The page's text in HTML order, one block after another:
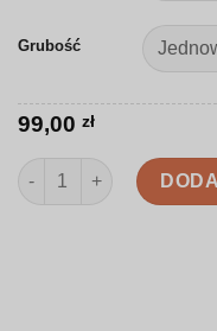
Grubość
99,00 zł
ilość Koc | Ilustrowane